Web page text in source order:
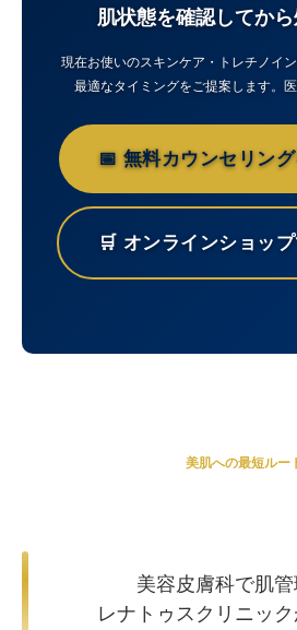
肌状態を確認してか
現在お使いのスキンケア・トレチノイ
最適なタイミングをご提案します。医
📅 無料カウンセリン
🛒 オンラインショッ
美肌への最短ルー
美容皮膚科で肌
レナトゥスクリニッ